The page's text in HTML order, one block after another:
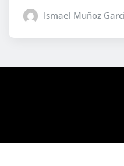
Ismael Muñoz